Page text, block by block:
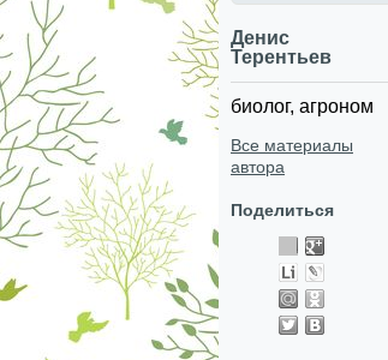
Денис
Терентьев
биолог, агроном
Все материалы
автора
Поделиться